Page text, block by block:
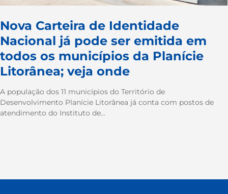
Nova Carteira de Identidade
Nacional já pode ser emitida em
todos os municípios da Planície
Litorânea; veja onde
A população dos 11 municípios do Território de
Desenvolvimento Planície Litorânea já conta com postos de
atendimento do Instituto de...